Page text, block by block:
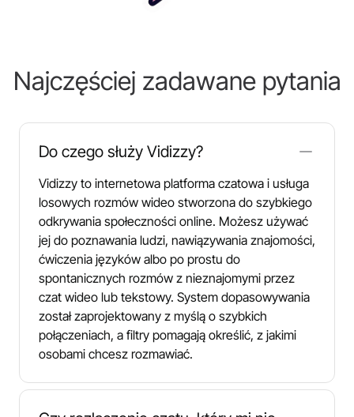
Najczęściej zadawane pytania
Do czego służy Vidizzy?
Vidizzy to internetowa platforma czatowa i usługa
losowych rozmów wideo stworzona do szybkiego
odkrywania społeczności online. Możesz używać
jej do poznawania ludzi, nawiązywania znajomości,
ćwiczenia języków albo po prostu do
spontanicznych rozmów z nieznajomymi przez
czat wideo lub tekstowy. System dopasowywania
został zaprojektowany z myślą o szybkich
połączeniach, a filtry pomagają określić, z jakimi
osobami chcesz rozmawiać.